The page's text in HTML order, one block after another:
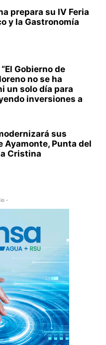
prepara su IV Feria
y la Gastronomía
Gobierno de
no se ha
un solo día para
inversiones a
sus
Ayamonte, Punta del
Cristina
-